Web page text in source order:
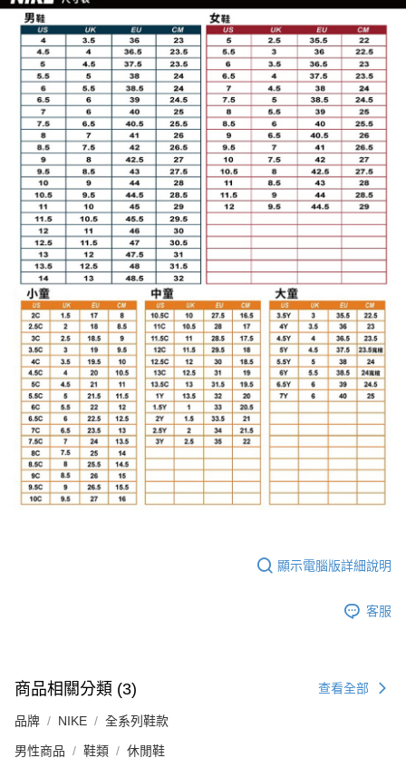
顯示電腦版詳細說明
客服
商品相關分類 (3) 查看全部
品牌 NIKE 全系列鞋款
男性商品 鞋類 休閒鞋